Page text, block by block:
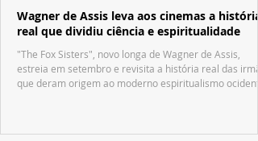
Wagner de Assis leva aos cinemas a história
real que dividiu ciência e espiritualidade
"The Fox Sisters", novo longa de Wagner de Assis,
estreia em setembro e revisita a história real das
que deram origem ao moderno espiritualismo